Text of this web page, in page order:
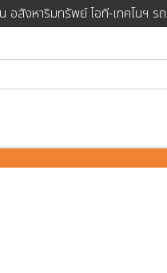
สังหาริมทรัพย์ ไอที-เทคโนฯ ร